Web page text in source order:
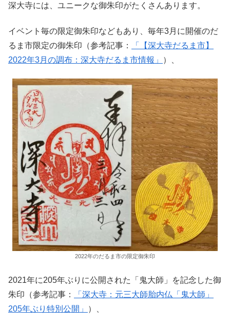
深大寺には、ユニークな御朱印がたくさんあります。
イベント毎の限定御朱印などもあり、毎年3月に開催のだ
るま市限定の御朱印（参考記事：
「【深大寺だるま市】
2022年3月の調布：深大寺だるま市情報」
）、
2022年のだるま市の限定御朱印
2021年に205年ぶりに公開された「鬼大師」を記念した御
朱印（参考記事：
「深大寺：元三大師胎内仏「鬼大師」
205年ぶり特別公開」
）、